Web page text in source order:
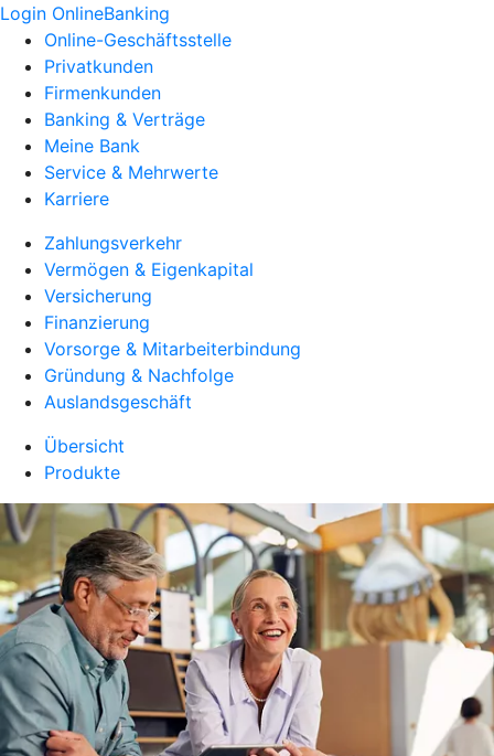
Login OnlineBanking
Online-Geschäftsstelle
Privatkunden
Firmenkunden
Banking & Verträge
Meine Bank
Service & Mehrwerte
Karriere
Zahlungsverkehr
Vermögen & Eigenkapital
Versicherung
Finanzierung
Vorsorge & Mitarbeiterbindung
Gründung & Nachfolge
Auslandsgeschäft
Übersicht
Produkte